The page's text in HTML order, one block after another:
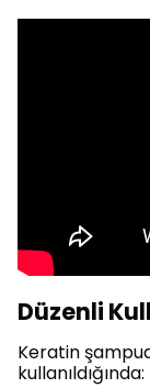
Düzenli
Keratin
kullanıldığında: